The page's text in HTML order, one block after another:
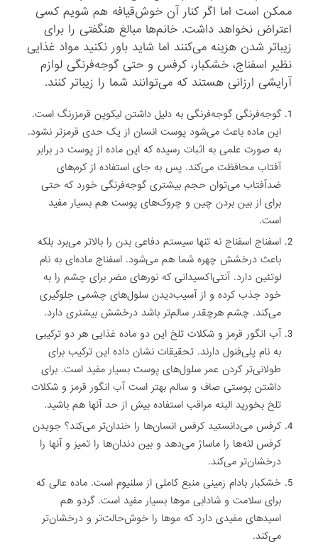
ممکن است اما اگر کنار آن خوش‌قیافه هم شویم کسی
اعتراض نخواهد داشت. خانم‌ها مبالغ هنگفتی را برای
زیباتر شدن هزینه می‌کنند اما شاید باور نکنید مواد غذایی
نظیر اسفناج، خشکبار، کرفس و حتی گوجه‌فرنگی لوازم
آرایشی ارزانی هستند که می‌توانند شما را زیباتر کنند.
گوجه‌فرنگی گوجه‌فرنگی به دلیل داشتن لیکوپن قرمزرنگ است.
این ماده باعث می‌شود پوست انسان از یک حدی قرمزتر نشود.
به صورت علمی به اثبات رسیده که این ماده از پوست در برابر
آفتاب محافظت می‌کند. پس به جای استفاده از کرم‌های
ضدآفتاب می‌توان حجم بیشتری گوجه‌فرنگی خورد که حتی
برای از بین بردن چین و چروک‌های پوست هم بسیار مفید
است.
اسفناج اسفناج نه تنها سیستم دفاعی بدن را بالاتر می‌برد بلکه
باعث درخشش چهره شما هم می‌شود. اسفناج ماده‌ای به نام
لوتئین دارد. آنتی‌اکسیدانی که نورهای مضر برای چشم را به
خود جذب کرده و از آسیب‌دیدن سلول‌های چشمی جلوگیری
می‌کند. چشم هرچقدر سالم‌تر باشد درخشش بیشتری دارد.
آب انگور قرمز و شکلات تلخ این دو ماده غذایی هر دو ترکیبی
به نام پلی‌فنول دارند. تحقیقات نشان داده این ترکیب برای
طولانی‌تر کردن عمر سلول‌های پوست بسیار مفید است. برای
داشتن پوستی صاف و سالم بهتر است آب انگور قرمز و شکلات
تلخ بخورید البته مراقب استفاده بیش از حد آنها هم باشید.
کرفس می‌دانستید کرفس انسان‌ها را خندان‌تر می‌کند؟ جویدن
کرفس لثه‌ها را ماساژ می‌دهد و بین دندان‌ها را تمیز و آنها را
درخشان‌تر می‌کند.
خشکبار بادام زمینی منبع کاملی از سلنیوم است. ماده عالی که
برای سلامت و شادابی موها بسیار مفید است. گردو هم
اسیدهای مفیدی دارد که موها را خوش‌حالت‌تر و درخشان‌تر
می‌کند.